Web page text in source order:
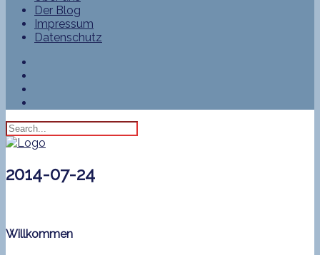
Der Blog
Impressum
Datenschutz
2014-07-24
Willkommen